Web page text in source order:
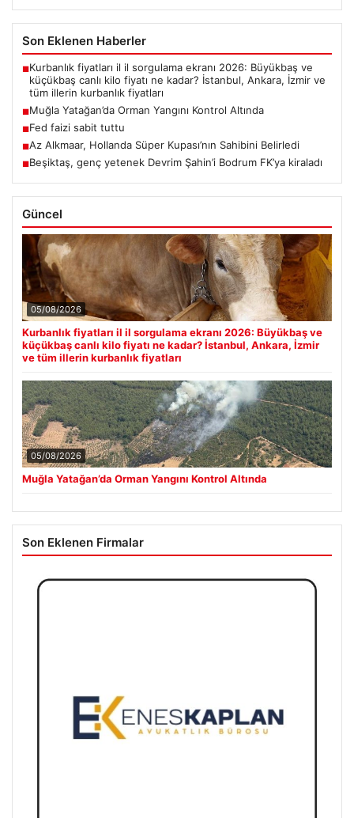
Son Eklenen Haberler
■Kurbanlık fiyatları il il sorgulama ekranı 2026: Büyükbaş ve
küçükbaş canlı kilo fiyatı ne kadar? İstanbul, Ankara, İzmir ve
tüm illerin kurbanlık fiyatları
■Muğla Yatağan’da Orman Yangını Kontrol Altında
■Fed faizi sabit tuttu
■Az Alkmaar, Hollanda Süper Kupası’nın Sahibini Belirledi
■Beşiktaş, genç yetenek Devrim Şahin’i Bodrum FK’ya kiraladı
Güncel
05/08/2026
Kurbanlık fiyatları il il sorgulama ekranı 2026: Büyükbaş ve
küçükbaş canlı kilo fiyatı ne kadar? İstanbul, Ankara, İzmir
ve tüm illerin kurbanlık fiyatları
05/08/2026
Muğla Yatağan’da Orman Yangını Kontrol Altında
Son Eklenen Firmalar